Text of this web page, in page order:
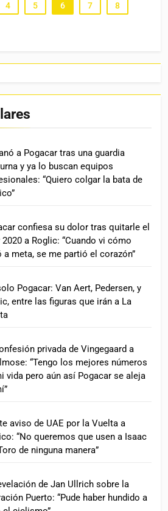
4 5 6 7 8
a Pogacar tras una guardia
y ya lo buscan equipos
“Quiero colgar la bata de
confiesa su dolor tras quitarle el
2020 a Roglic: “Cuando vi cómo
a meta, se me partió el corazón”
Pogacar: Van Aert, Pedersen, y
entre las figuras que irán a La
privada de Vingegaard a
“Tengo los mejores números
vida pero aún así Pogacar se aleja
aviso de UAE por la Vuelta a
“No queremos que usen a Isaac
de ninguna manera”
de Jan Ullrich sobre la
Puerto: “Pude haber hundido a